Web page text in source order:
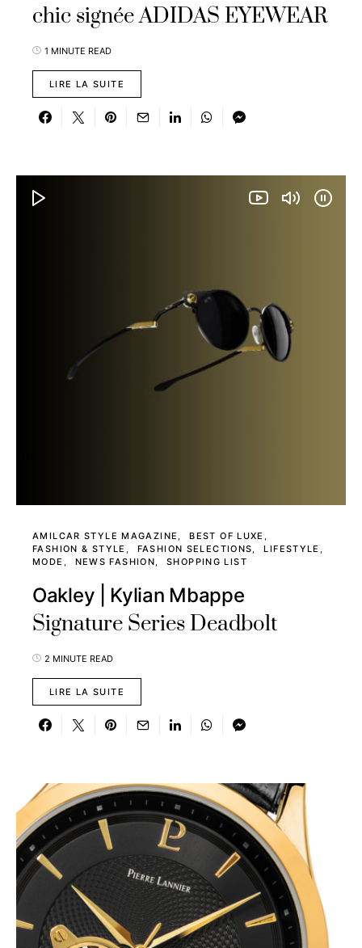
chic signée ADIDAS EYEWEAR
1 MINUTE READ
LIRE LA SUITE
AMILCAR STYLE MAGAZINE
BEST OF LUXE
FASHION & STYLE
FASHION SELECTIONS
LIFESTYLE
MODE
NEWS FASHION SHOPPING LIST
Oakley | Kylian Mbappe
Signature Series Deadbolt
2 MINUTE READ
LIRE LA SUITE